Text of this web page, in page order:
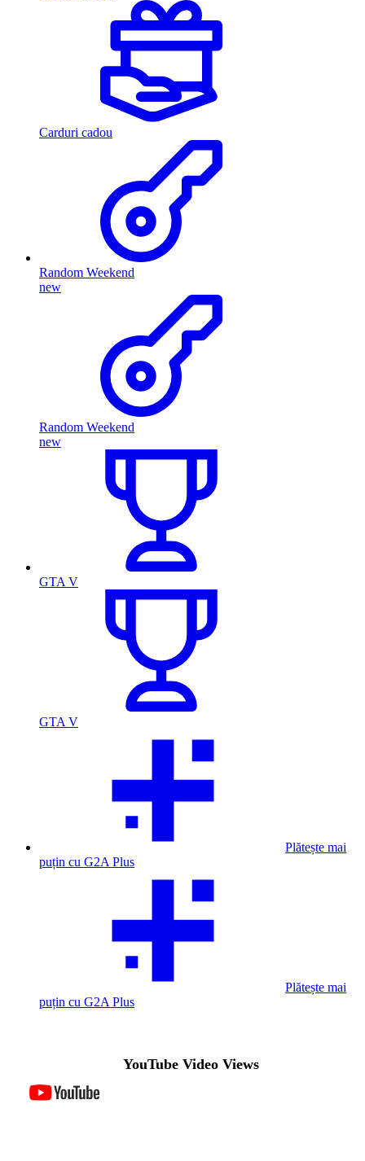
Carduri cadou
Random Weekend
new
Random Weekend
new
GTA V
GTA V
Plătește mai
puțin cu G2A Plus
Plătește mai
puțin cu G2A Plus
YouTube Video Views